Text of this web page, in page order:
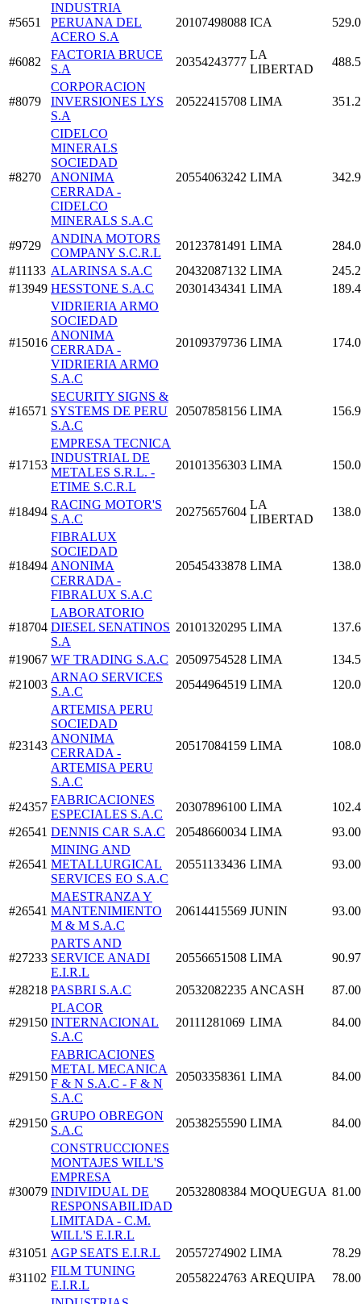
#5651
INDUSTRIA
PERUANA DEL
ACERO S.A
20107498088 ICA
#6082
FACTORIA BRUCE
S.A
20354243777
LA
LIBERTAD
#8079
CORPORACION
INVERSIONES LYS
S.A
20522415708 LIMA
#8270
CIDELCO
MINERALS
SOCIEDAD
ANONIMA
CERRADA -
CIDELCO
MINERALS S.A.C
20554063242 LIMA
#9729
ANDINA MOTORS
COMPANY S.C.R.L
20123781491 LIMA
#11133 ALARINSA S.A.C 20432087132 LIMA
#13949 HESSTONE S.A.C 20301434341 LIMA
#15016
VIDRIERIA ARMO
SOCIEDAD
ANONIMA
CERRADA -
VIDRIERIA ARMO
S.A.C
20109379736 LIMA
#16571
SECURITY SIGNS &
SYSTEMS DE PERU
S.A.C
20507858156 LIMA
#17153
EMPRESA TECNICA
INDUSTRIAL DE
METALES S.R.L. -
ETIME S.C.R.L
20101356303 LIMA
#18494
RACING MOTOR'S
S.A.C
20275657604
LA
LIBERTAD
#18494
FIBRALUX
SOCIEDAD
ANONIMA
CERRADA -
FIBRALUX S.A.C
20545433878 LIMA
#18704
LABORATORIO
DIESEL SENATINOS
S.A
20101320295 LIMA
#19067 WF TRADING S.A.C 20509754528 LIMA
#21003
ARNAO SERVICES
S.A.C
20544964519 LIMA
#23143
ARTEMISA PERU
SOCIEDAD
ANONIMA
CERRADA -
ARTEMISA PERU
S.A.C
20517084159 LIMA
#24357
FABRICACIONES
ESPECIALES S.A.C
20307896100 LIMA
#26541 DENNIS CAR S.A.C 20548660034 LIMA 93.00
#26541
MINING AND
METALLURGICAL
SERVICES EO S.A.C
20551133436 LIMA 93.00
#26541
MAESTRANZA Y
MANTENIMIENTO
M & M S.A.C
20614415569 JUNIN 93.00
#27233
PARTS AND
SERVICE ANADI
E.I.R.L
20556651508 LIMA 90.97
#28218 PASBRI S.A.C 20532082235 ANCASH 87.00
#29150
PLACOR
INTERNACIONAL
S.A.C
20111281069 LIMA 84.00
#29150
FABRICACIONES
METAL MECANICA
F & N S.A.C - F & N
S.A.C
20503358361 LIMA 84.00
#29150
GRUPO OBREGON
S.A.C
20538255590 LIMA 84.00
#30079
CONSTRUCCIONES
MONTAJES WILL'S
EMPRESA
INDIVIDUAL DE
RESPONSABILIDAD
LIMITADA - C.M.
WILL'S E.I.R.L
20532808384 MOQUEGUA 81.00
#31051 AGP SEATS E.I.R.L 20557274902 LIMA
78.29
#31102
FILM TUNING
E.I.R.L
20558224763 AREQUIPA 78.00